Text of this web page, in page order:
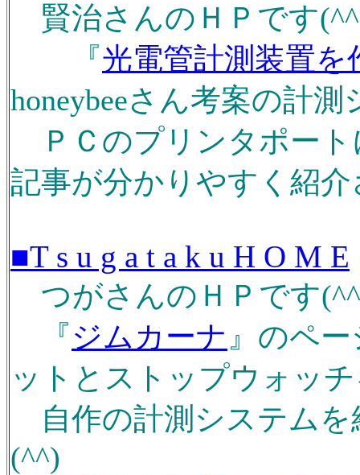
賢治さんのＨＰです
『光電管計測装置を
honeybeeさん考案の計
ＰＣのプリンタポート
記事が分かりやすく紹
■T s u g a t a k u H O M E
つがさんのＨＰです
『ジムカーナ 』のペ
ットとストップウォッ
自作の計測システムを
(^^)